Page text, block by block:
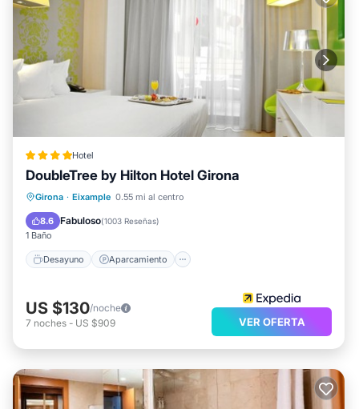
Hotel
DoubleTree by Hilton Hotel Girona
Girona · Eixample 0.55 mi al centro
8.6 Fabuloso(1003 Reseñas)
1 Baño
Desayuno Aparcamiento
Desayuno Aparcamiento
Balcón/Terraza
US $130/noche
7 noches - US $909 VER OFERTA